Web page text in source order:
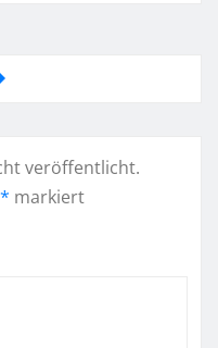
veröffentlicht.
* markiert